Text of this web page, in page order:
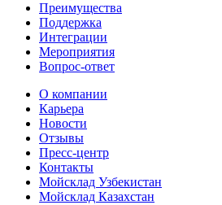
Преимущества
Поддержка
Интеграции
Мероприятия
Вопрос-ответ
О компании
Карьера
Новости
Отзывы
Пресс-центр
Контакты
Мойсклад Узбекистан
Мойсклад Казахстан